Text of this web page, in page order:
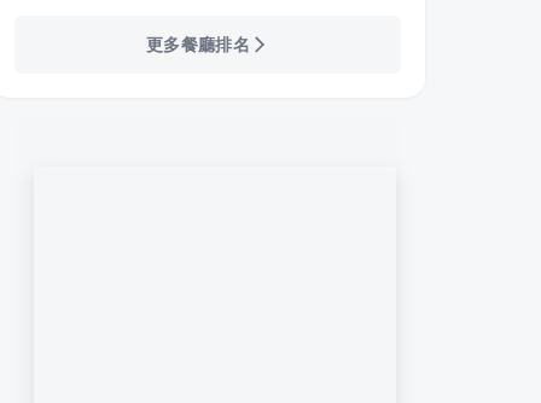
更多餐廳排名